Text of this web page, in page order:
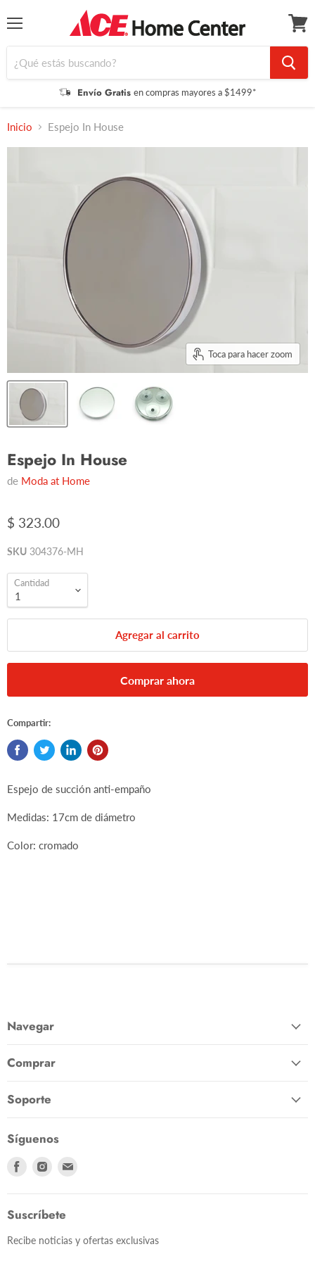
Envío Gratis en compras mayores a $1499*
carrito
Inicio Espejo In House
Toca para hacer zoom
Espejo In House
de Moda at Home
$ 323.00
SKU 304376-MH
Cantidad
Agregar al carrito
Comprar ahora
Compartir:
Espejo de succión anti-empaño
Medidas: 17cm de diámetro
Color: cromado
Navegar
Comprar
Soporte
Síguenos
EncuéntranosEncuéntranos
Suscríbete
Recibe noticias y ofertas exclusivas